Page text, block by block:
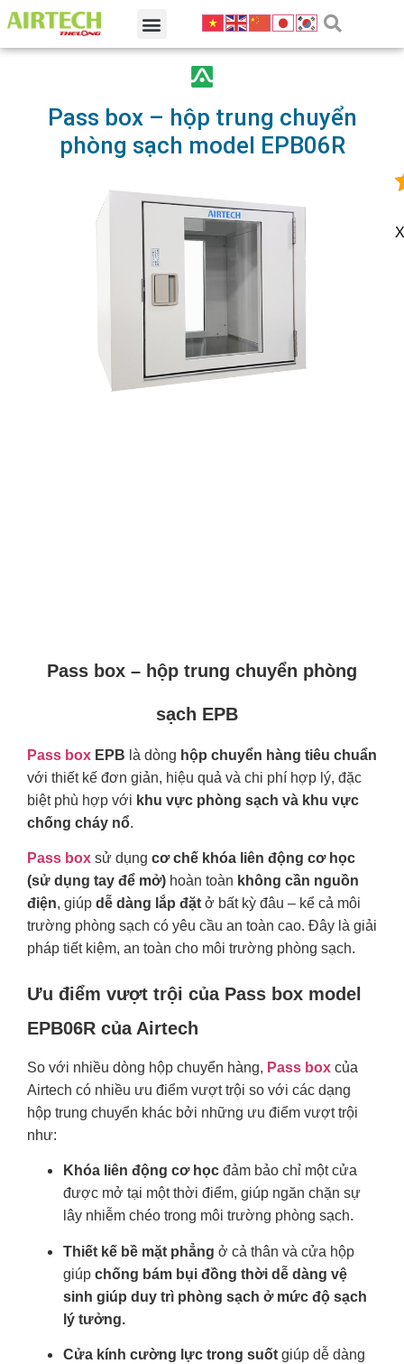
Pass box – hộp trung chuyển
phòng sạch model EPB06R
Pass box – hộp trung chuyển phòng
sạch EPB
Pass box EPB là dòng hộp chuyển hàng tiêu chuẩn
với thiết kế đơn giản, hiệu quả và chi phí hợp lý, đặc
biệt phù hợp với khu vực phòng sạch và khu vực
chống cháy nổ.
Pass box sử dụng cơ chế khóa liên động cơ học
(sử dụng tay để mở) hoàn toàn không cần nguồn
điện, giúp dễ dàng lắp đặt ở bất kỳ đâu – kể cả môi
trường phòng sạch có yêu cầu an toàn cao. Đây là giải
pháp tiết kiệm, an toàn cho môi trường phòng sạch.
Ưu điểm vượt trội của Pass box model
EPB06R của Airtech
So với nhiều dòng hộp chuyển hàng, Pass box của
Airtech có nhiều ưu điểm vượt trội so với các dạng
hộp trung chuyển khác bởi những ưu điểm vượt trội
như:
Khóa liên động cơ học đảm bảo chỉ một cửa
được mở tại một thời điểm, giúp ngăn chặn sự
lây nhiễm chéo trong môi trường phòng sạch.
Thiết kế bề mặt phẳng ở cả thân và cửa hộp
giúp chống bám bụi đồng thời dễ dàng vệ
sinh giúp duy trì phòng sạch ở mức độ sạch
lý tưởng.
Cửa kính cường lực trong suốt giúp dễ dàng